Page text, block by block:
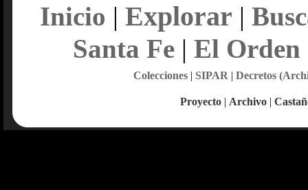
Inicio | Explorar |
Santa Fe| El Orden
Colecciones| SIPAR | Decretos
Proyecto | Archivo |